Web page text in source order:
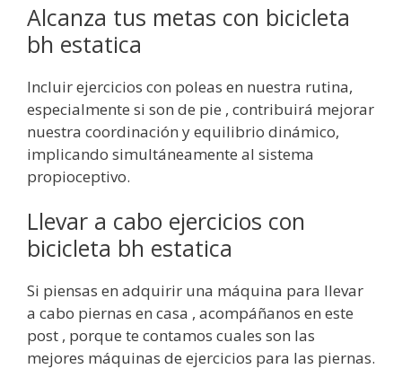
Alcanza tus metas con bicicleta
bh estatica
Incluir ejercicios con poleas en nuestra rutina,
especialmente si son de pie , contribuirá mejorar
nuestra coordinación y equilibrio dinámico,
implicando simultáneamente al sistema
propioceptivo.
Llevar a cabo ejercicios con
bicicleta bh estatica
Si piensas en adquirir una máquina para llevar
a cabo piernas en casa , acompáñanos en este
post , porque te contamos cuales son las
mejores máquinas de ejercicios para las piernas.